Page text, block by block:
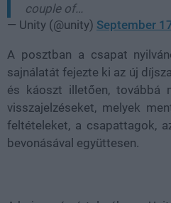
couple of…
— Unity (@unity) September
A posztban a csapat
sajnálatát fejezte ki az új
és káoszt illetően, továbbá
visszajelzéseket, melyek
feltételeket, a csapattagok,
bevonásával együttesen.